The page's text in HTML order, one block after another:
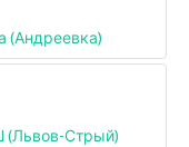
(Андреевка)
Стрый)